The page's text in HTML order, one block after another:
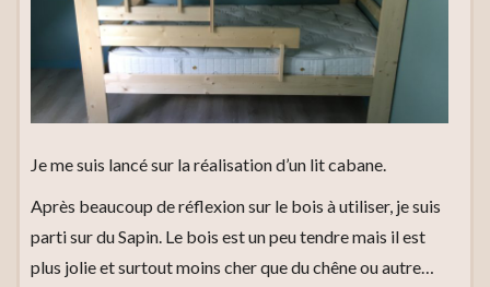
Je me suis lancé sur la réalisation d’un lit cabane.
Après beaucoup de réflexion sur le bois à utiliser, je suis
parti sur du Sapin. Le bois est un peu tendre mais il est
plus jolie et surtout moins cher que du chêne ou autre…